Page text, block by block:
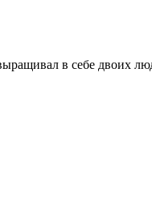
в себе двоих